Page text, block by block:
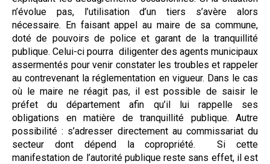
n’évolue pas, l’utilisation d’un tiers s’avère alors
nécessaire. En faisant appel au maire de sa commune,
doté de pouvoirs de police et garant de la tranquillité
publique. Celui-ci pourra diligenter des agents municipaux
assermentés pour venir constater les troubles et rappeler
au contrevenant la réglementation en vigueur. Dans le cas
où le maire ne réagit pas, il est possible de saisir le
préfet du département afin qu’il lui rappelle ses
obligations en matière de tranquillité publique. Autre
possibilité : s’adresser directement au commissariat du
secteur dont dépend la copropriété. Si cette
manifestation de l’autorité publique reste sans effet, il est